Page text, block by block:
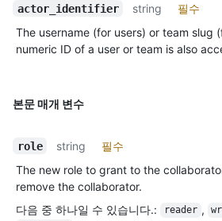
actor_identifier string
필수
The username (for users) or team slug
numeric ID of a user or team is also
본문 매개 변수
role string
필수
The new role to grant to the
remove the collaborator.
다음 중 하나일 수 있습니다.: reader ,